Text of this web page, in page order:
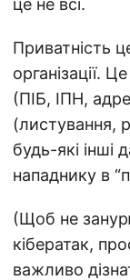
це не всі.
Приватність
організації.
(ПІБ, ІПН,
(листування,
будь-які інші
нападнику в
(Щоб не
кібератак,
важливо